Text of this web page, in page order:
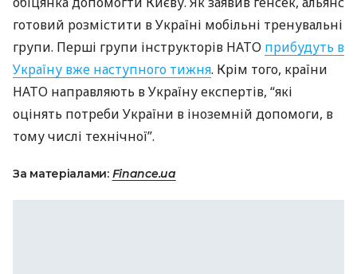
готовий розмістити в Україні мобільні тренувальні
групи. Перші групи інструкторів НАТО прибудуть в
Україну вже наступного тижня. Крім того, країни
НАТО направляють в Україну експертів, “які
оцінять потреби України в іноземній допомоги, в
тому числі технічної”.
За матеріалами: Finance.ua